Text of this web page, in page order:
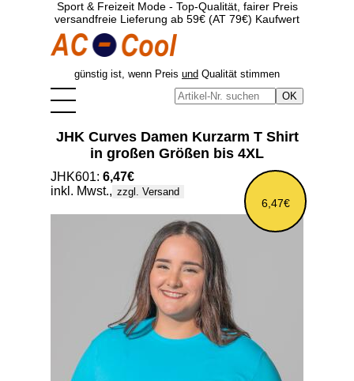
Sport & Freizeit Mode - Top-Qualität, fairer Preis
versandfreie Lieferung ab 59€ (AT 79€) Kaufwert
günstig ist, wenn Preis und Qualität stimmen
JHK Curves Damen Kurzarm T Shirt
in großen Größen bis 4XL
6,47€
JHK601: 6,47€
inkl. Mwst., zzgl. Versand